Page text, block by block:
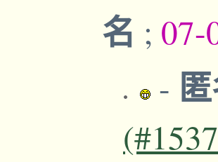
名 ; 07-
-